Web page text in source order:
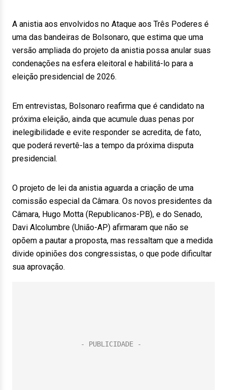
A anistia aos envolvidos no Ataque aos Três Poderes é
uma das bandeiras de Bolsonaro, que estima que uma
versão ampliada do projeto da anistia possa anular suas
condenações na esfera eleitoral e habilitá-lo para a
eleição presidencial de 2026.
Em entrevistas, Bolsonaro reafirma que é candidato na
próxima eleição, ainda que acumule duas penas por
inelegibilidade e evite responder se acredita, de fato,
que poderá revertê-las a tempo da próxima disputa
presidencial.
O projeto de lei da anistia aguarda a criação de uma
comissão especial da Câmara. Os novos presidentes da
Câmara, Hugo Motta (Republicanos-PB), e do Senado,
Davi Alcolumbre (União-AP) afirmaram que não se
opõem a pautar a proposta, mas ressaltam que a medida
divide opiniões dos congressistas, o que pode dificultar
sua aprovação.